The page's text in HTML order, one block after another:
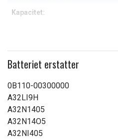
Kapacitet:
Batteriet erstatter
0B110-00300000
A32LI9H
A32N1405
A32N14O5
A32NI405